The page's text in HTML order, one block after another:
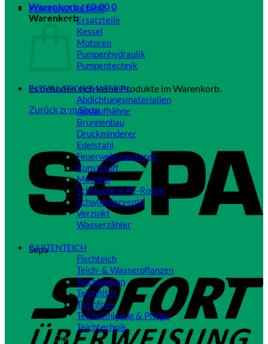
Warenkorb /€0,000
Warenkorb
Es befinden sich keine Produkte im Warenkorb.
Zurück zum Shop
Sepa
PUMPENZUBEHÖR
Ersatzteile
Kessel
Motoren
Pumpenhydraulik
Pumpentechnik
INSTALLATIONSMATERIAL
Abdichtungsmaterialien
Auslaufhähne
Brunnenbau
Druckminderer
Edelstahl
Feuerwehramaturen
Kunststoff
Messing
Schläuche & PE-Rohre
Schwimmerventil
Verzinkt
Wasserzähler
GARTENTEICH
Fischteich
Teich- & Wasserpflanzen
Teichbecken
Teichfilter
Teichfolie
Teichreinigung & Pflege
Teichtechnik
Close